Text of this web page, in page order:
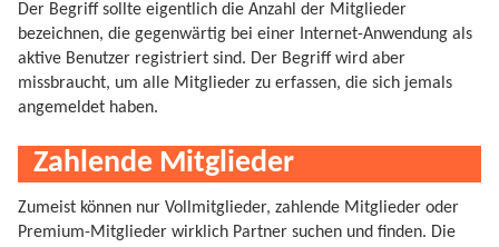
Der Begriff sollte eigentlich die Anzahl der Mitglieder
bezeichnen, die gegenwärtig bei einer Internet-Anwendung als
aktive Benutzer registriert sind. Der Begriff wird aber
missbraucht, um alle Mitglieder zu erfassen, die sich jemals
angemeldet haben.
Zahlende Mitglieder
Zumeist können nur Vollmitglieder, zahlende Mitglieder oder
Premium-Mitglieder wirklich Partner suchen und finden. Die